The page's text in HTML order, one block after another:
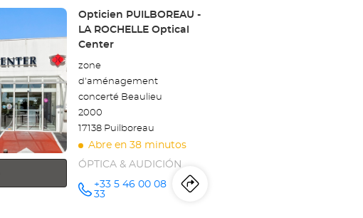
Opticien
Tienda:
Opticien PUILBOREAU -
LA ROCHELLE Optical
Center
zone
d'aménagement
concerté Beaulieu
2000
17138 Puilboreau
Abre en 38 minutos
ÓPTICA & AUDICIÓN
número
+33 5 46 00 08
33
Itinerario
a